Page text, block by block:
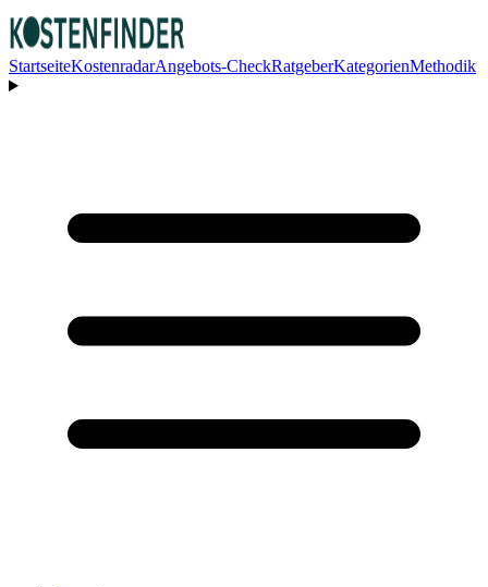
StartseiteKostenradarAngebots-CheckRatgeberKategorienMethodik